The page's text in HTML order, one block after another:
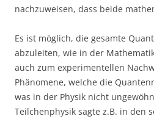
nachzuweisen, dass beide
Es ist möglich, die gesamte
abzuleiten, wie in der
auch zum experimentellen
Phänomene, welche die
was in der Physik nicht
Teilchenphysik sagte z.B. in den